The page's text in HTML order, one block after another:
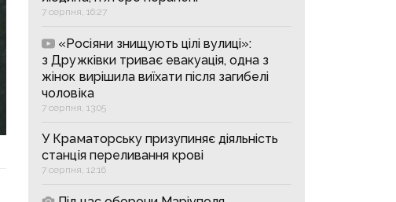
7 серпня, 16:27
«Росіяни знищують цілі вулиці»:
з Дружківки триває евакуація, одна з
жінок вирішила виїхати після загибелі
чоловіка
7 серпня, 13:05
У Краматорську призупиняє діяльність
станція переливання крові
7 серпня, 12:16